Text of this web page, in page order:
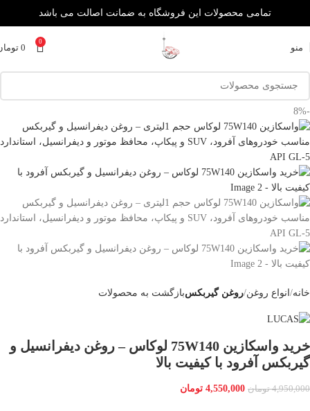
تمامی محصولات این فروشگاه به ضمانت اصالت می باشد
منو
0
0
-8%
خانه انواع روغن روغن گیربکسبازگشت به محصولات
خرید واسكازین 75W140 لوکاس – روغن دیفرانسیل و
گیربکس آفرود با کیفیت بالا
4,950,000 تومان 4,550,000 تومان